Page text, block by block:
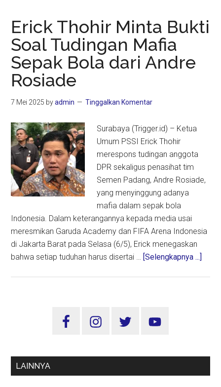
Erick Thohir Minta Bukti
Soal Tudingan Mafia
Sepak Bola dari Andre
Rosiade
7 Mei 2025 byadmin Tinggalkan Komentar
Surabaya (Trigger.id) – Ketua
Umum PSSI Erick Thohir
merespons tudingan anggota
DPR sekaligus penasihat tim
Semen Padang, Andre Rosiade,
yang menyinggung adanya
mafia dalam sepak bola
Indonesia. Dalam keterangannya kepada media usai
meresmikan Garuda Academy dan FIFA Arena Indonesia
di Jakarta Barat pada Selasa (6/5), Erick menegaskan
bahwa setiap tuduhan harus disertai … [Selengkapnya ...]
Sidebar
LAINNYA